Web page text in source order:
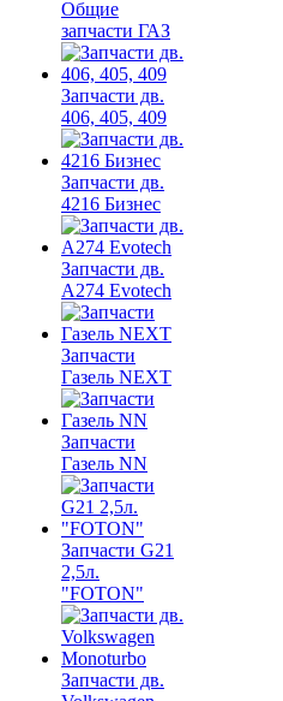
Общие
запчасти ГАЗ
Запчасти дв.
406, 405, 409
Запчасти дв.
4216 Бизнес
Запчасти дв.
A274 Evotech
Запчасти
Газель NEXT
Запчасти
Газель NN
Запчасти G21
2,5л.
"FOTON"
Запчасти дв.